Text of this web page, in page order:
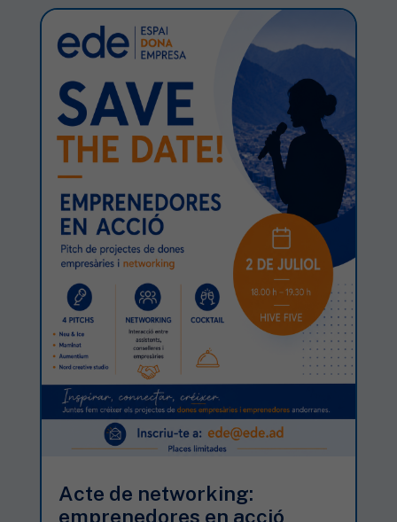
Acte de networking:
emprenedores en acció